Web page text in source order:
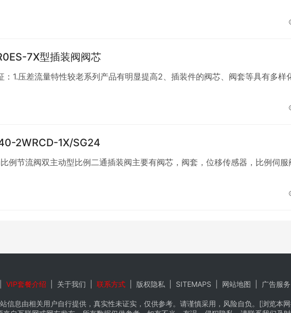
7X型插装阀阀芯
：1.压差流量特性较老系列产品有明显提高2、插装件的阀芯、阀套等具有多样
2WRCD-1X/SG24
例节流阀双主动型比例二通插装阀主要有阀芯，阀套，位移传感器，比例伺服
VIP套餐介绍 关于我们 联系方式 版权隐私 SITEMAPS 网站地图 广告服务
信息由相关用户自行提供，真实性未证实，仅供参考。请谨慎采用，风险自负。[浏览本